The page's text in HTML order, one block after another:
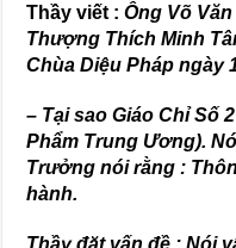
Thầy viết :Ông Võ
Thượng Thích Minh
Chùa Diệu Pháp ngày
– Tại sao Giáo Chỉ Số
Phẩm Trung Ương).
Trưởng nói rằng :
hành.
Thầy đặt vấn đề : Nói